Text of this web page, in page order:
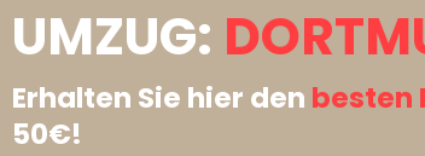
UMZUG:
Erhalten Sie hier den besten
50€!